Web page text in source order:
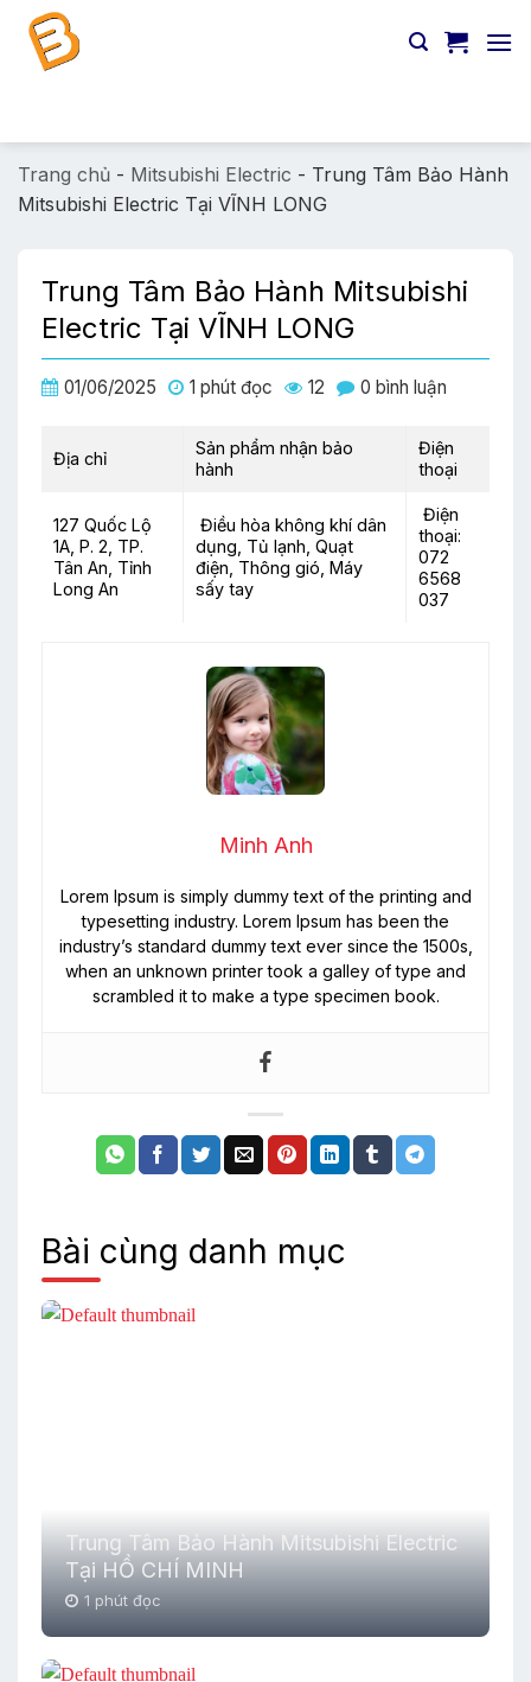
Chuyển
đến
Trang chủ - Mitsubishi Electric - Trung Tâm Bảo Hành
Mitsubishi Electric Tại VĨNH LONG
Trung Tâm Bảo Hành Mitsubishi
Electric Tại VĨNH LONG
01/06/2025 1 phút đọc 12 0 bình luận
Địa chỉ
Sản phẩm nhận bảo
hành
Điện
thoại
127 Quốc Lộ
1A, P. 2, TP.
Tân An, Tỉnh
Long An
Điều hòa không khí dân
dụng, Tủ lạnh, Quạt
điện, Thông gió, Máy
sấy tay
Điện
thoại:
072
6568
037
Minh Anh
Lorem Ipsum is simply dummy text of the printing and
typesetting industry. Lorem Ipsum has been the
industry’s standard dummy text ever since the 1500s,
when an unknown printer took a galley of type and
scrambled it to make a type specimen book.
Bài cùng danh mục
Trung Tâm Bảo Hành Mitsubishi Electric
Tại HỒ CHÍ MINH
1 phút đọc